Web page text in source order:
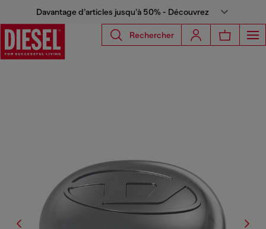
Davantage d’articles jusqu’à 50% - Découvrez
Rechercher